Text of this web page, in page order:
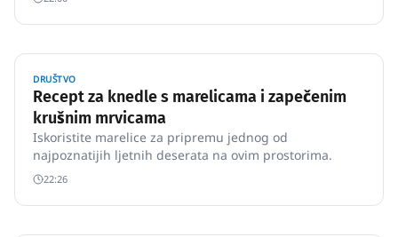
DRUŠTVO
Recept za knedle s marelicama i zapečenim
krušnim mrvicama
Iskoristite marelice za pripremu jednog od
najpoznatijih ljetnih deserata na ovim prostorima.
22:26